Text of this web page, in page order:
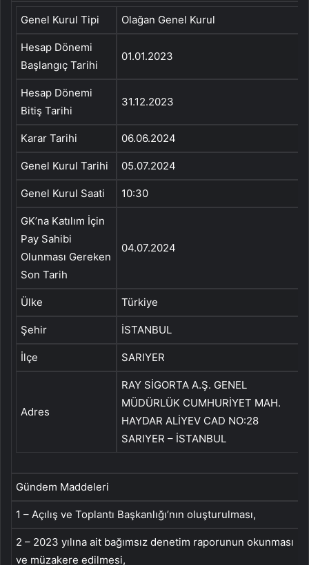
Genel Kurul Tipi Olağan Genel Kurul
Hesap Dönemi
Başlangıç Tarihi
01.01.2023
Hesap Dönemi
Bitiş Tarihi
31.12.2023
Karar Tarihi 06.06.2024
Genel Kurul Tarihi 05.07.2024
Genel Kurul Saati 10:30
GK’na Katılım İçin
Pay Sahibi
Olunması Gereken
Son Tarih
04.07.2024
Ülke Türkiye
Şehir İSTANBUL
İlçe SARIYER
Adres
RAY SİGORTA A.Ş. GENEL
MÜDÜRLÜK CUMHURİYET MAH.
HAYDAR ALİYEV CAD NO:28
SARIYER – İSTANBUL
Gündem Maddeleri
1 – Açılış ve Toplantı Başkanlığı’nın oluşturulması,
2 – 2023 yılına ait bağımsız denetim raporunun okunması
ve müzakere edilmesi,